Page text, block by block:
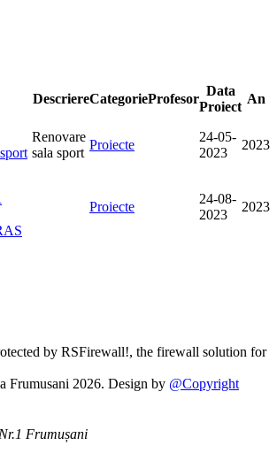
DescriereCategorieProfesor
Data
Proiect
An
Renovare
sala sport
Proiecte
24-05-
2023
2023
Proiecte
24-08-
2023
2023
Frumusani 2026. Design by @Copyright
Frumușani